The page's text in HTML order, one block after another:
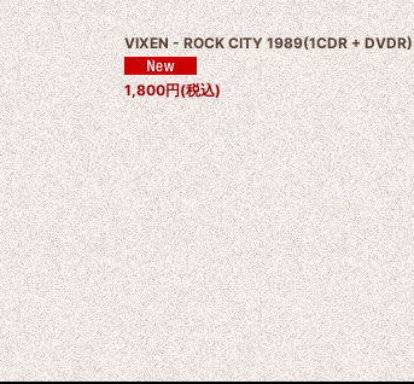
VIXEN - ROCK CITY 1989(1CDR + DVDR)
1,800円(税込)